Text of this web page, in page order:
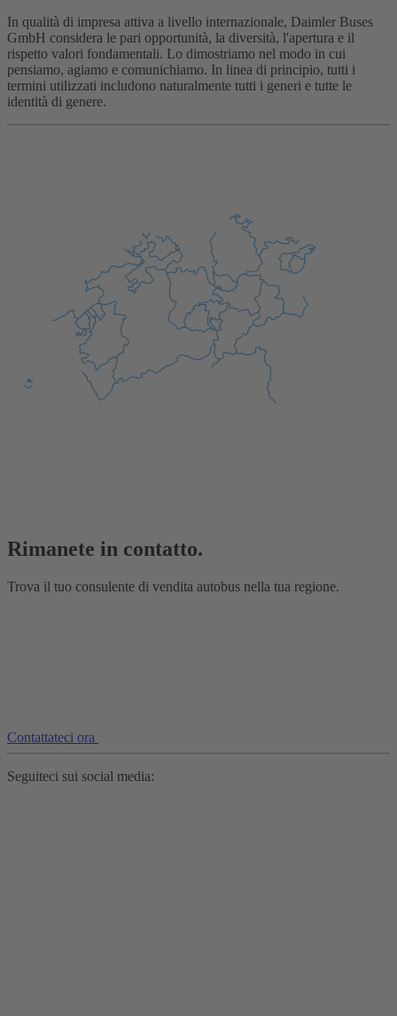
In qualità di impresa attiva a livello internazionale, Daimler Buses
GmbH considera le pari opportunità, la diversità, l'apertura e il
rispetto valori fondamentali. Lo dimostriamo nel modo in cui
pensiamo, agiamo e comunichiamo. In linea di principio, tutti i
termini utilizzati includono naturalmente tutti i generi e tutte le
identità di genere.
Rimanete in contatto.
Trova il tuo consulente di vendita autobus nella tua regione.
Contattateci ora
Seguiteci sui social media: